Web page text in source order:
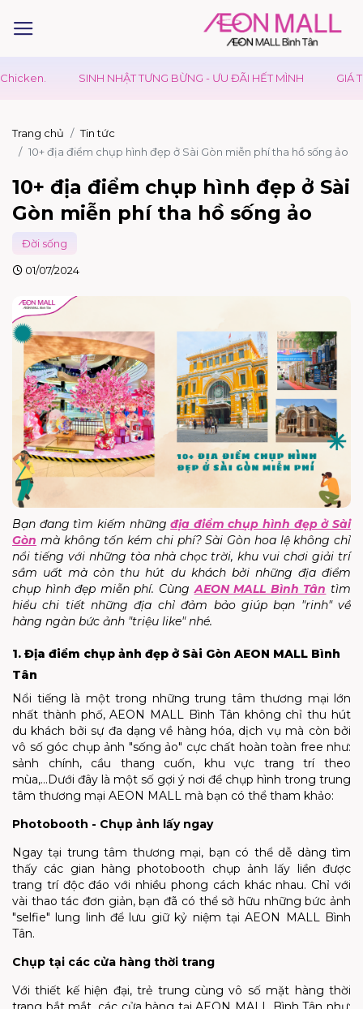
TƯNG BỪNG - ƯU ĐÃI HẾT MÌNH GIÁ TRỊ VƯỢT TRỘI
Trang chủ
Tin tức
10+ địa điểm chụp hình đẹp ở Sài Gòn miễn phí tha hồ sống ảo
10+ địa điểm chụp hình đẹp ở Sài
Gòn miễn phí tha hồ sống ảo
Đời sống
01/07/2024
Bạn đang tìm kiếm nhữngđịa điểm chụp hình đẹp ở Sài
Gòn mà không tốn kém chi phí? Sài Gòn hoa lệ không chỉ
nổi tiếng với những tòa nhà chọc trời, khu vui chơi giải trí
sầm uất mà còn thu hút du khách bởi những địa điểm
chụp hình đẹp miễn phí. CùngAEON MALL Bình Tân tìm
hiểu chi tiết những địa chỉ đảm bảo giúp bạn "rinh" về
hàng ngàn bức ảnh "triệu like" nhé.
1. Địa điểm chụp ảnh đẹp ở Sài Gòn AEON MALL Bình
Tân
Nổi tiếng là một trong những trung tâm thương mại lớn
nhất thành phố, AEON MALL Bình Tân không chỉ thu hút
du khách bởi sự đa dạng về hàng hóa, dịch vụ mà còn bởi
vô số góc chụp ảnh "sống ảo" cực chất hoàn toàn free như:
sảnh chính, cầu thang cuốn, khu vực trang trí theo
mùa,...Dưới đây là một số gợi ý nơi để chụp hình trong trung
tâm thương mại AEON MALL mà bạn có thể tham khảo:
Photobooth - Chụp ảnh lấy ngay
Ngay tại trung tâm thương mại, bạn có thể dễ dàng tìm
thấy các gian hàng photobooth chụp ảnh lấy liền được
trang trí độc đáo với nhiều phong cách khác nhau. Chỉ với
vài thao tác đơn giản, bạn đã có thể sở hữu những bức ảnh
"selfie" lung linh để lưu giữ kỷ niệm tại AEON MALL Bình
Tân.
Chụp tại các cửa hàng thời trang
Với thiết kế hiện đại, trẻ trung cùng vô số mặt hàng thời